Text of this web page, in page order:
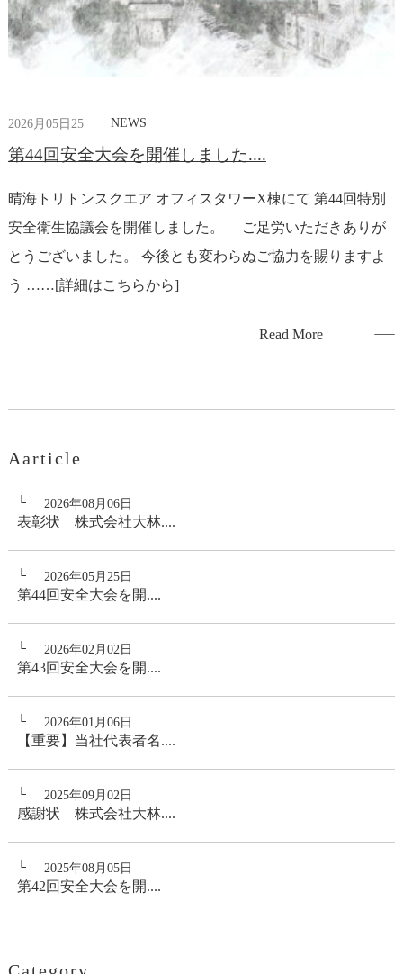
2026月05日25 NEWS
第44回安全大会を開催しました....
晴海トリトンスクエア オフィスタワーX棟にて 第44回特別
安全衛生協議会を開催しました。 ご足労いただきありが
とうございました。 今後とも変わらぬご協力を賜りますよ
う ……[詳細はこちらから]
Read More
Aarticle
2026年08月06日
表彰状 株式会社大林....
2026年05月25日
第44回安全大会を開....
2026年02月02日
第43回安全大会を開....
2026年01月06日
【重要】当社代表者名....
2025年09月02日
感謝状 株式会社大林....
2025年08月05日
第42回安全大会を開....